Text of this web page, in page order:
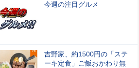
今週の注目グルメ
吉野家、約1500円の「ステ
ーキ定食」ご飯おかわり無